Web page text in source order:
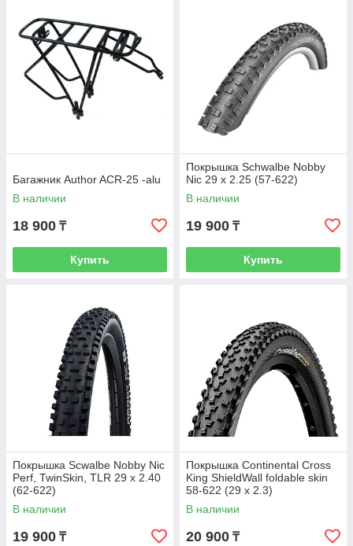
Багажник Author ACR-25 -alu
В наличии
18 900 ₸
Купить
Покрышка Schwalbe Nobby
Nic 29 x 2.25 (57-622)
В наличии
19 900 ₸
Купить
Покрышка Scwalbe Nobby Nic
Perf, TwinSkin, TLR 29 x 2.40
(62-622)
В наличии
19 900 ₸
Покрышка Continental Cross
King ShieldWall foldable skin
58-622 (29 x 2.3)
В наличии
20 900 ₸